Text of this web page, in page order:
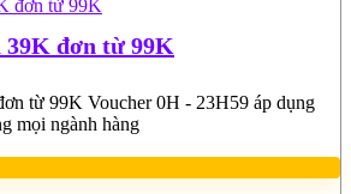
đơn từ 99K
từ 99K Voucher 0H - 23H59 áp dụng
mọi ngành hàng